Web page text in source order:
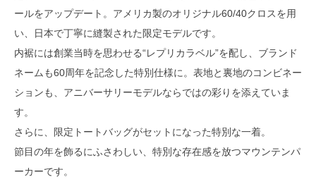
ールをアップデート。アメリカ製のオリジナル60/40クロスを用
い、日本で丁寧に縫製された限定モデルです。
内裾には創業当時を思わせる“レプリカラベル”を配し、ブランド
ネームも60周年を記念した特別仕様に。表地と裏地のコンビネー
ションも、アニバーサリーモデルならではの彩りを添えていま
す。
さらに、限定トートバッグがセットになった特別な一着。
節目の年を飾るにふさわしい、特別な存在感を放つマウンテンパ
ーカーです。